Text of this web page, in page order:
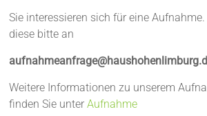
Sie interessieren sich für eine
diese bitte an
Weitere Informationen zu unserem
finden Sie unterAufnahme